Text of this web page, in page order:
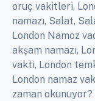
oruç vakitleri,
namazı, Salat,
London Namoz
akşam namazı,
vakti, London
London namaz
zaman